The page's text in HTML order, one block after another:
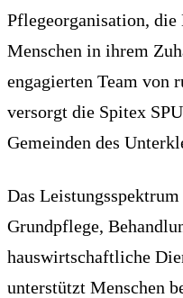
Pflegeorganisation,
Menschen in ihrem
engagierten Team von
versorgt die Spitex
Gemeinden des
Das
Grundpflege,
hauswirtschaftliche
unterstützt Menschen